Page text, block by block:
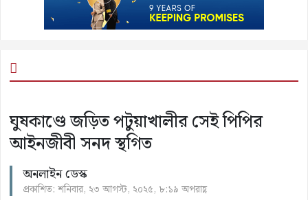
ঘুষকাণ্ডে জড়িত পটুয়াখালীর সেই পিপির
আইনজীবী সনদ স্থগিত
অনলাইন ডেস্ক
প্রকাশিত: শনিবার, ২৩ আগস্ট, ২০২৫, ৮:১৯ অপরাহ্ণ